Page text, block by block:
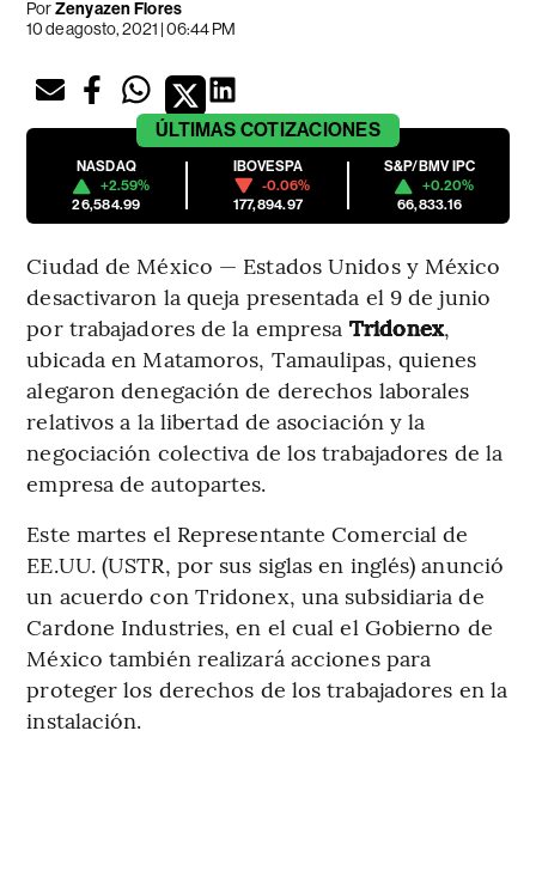
PorZenyazen Flores
10 de agosto, 2021 | 06:44 PM
ÚLTIMAS COTIZACIONES
NASDAQ
+2.59%
26,584.99
IBOVESPA
-0.06%
177,894.97
S&P/BMV IPC
+0.20%
66,833.16
Ciudad de México — Estados Unidos y México
desactivaron la queja presentada el 9 de junio
por trabajadores de la empresa Tridonex,
ubicada en Matamoros, Tamaulipas, quienes
alegaron denegación de derechos laborales
relativos a la libertad de asociación y la
negociación colectiva de los trabajadores de la
empresa de autopartes.
Este martes el Representante Comercial de
EE.UU. (USTR, por sus siglas en inglés) anunció
un acuerdo con Tridonex, una subsidiaria de
Cardone Industries, en el cual el Gobierno de
México también realizará acciones para
proteger los derechos de los trabajadores en la
instalación.